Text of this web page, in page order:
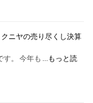
ニヤの売り尽くし決算
す。 今年も …もっと読